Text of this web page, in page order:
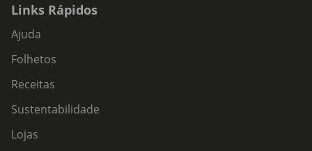
Links Rápidos
Ajuda
Folhetos
Receitas
Sustentabilidade
Lojas